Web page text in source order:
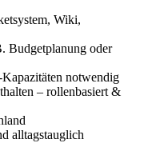
Wiki,
Budgetplanung oder
notwendig
– rollenbasiert &
alltagstauglich